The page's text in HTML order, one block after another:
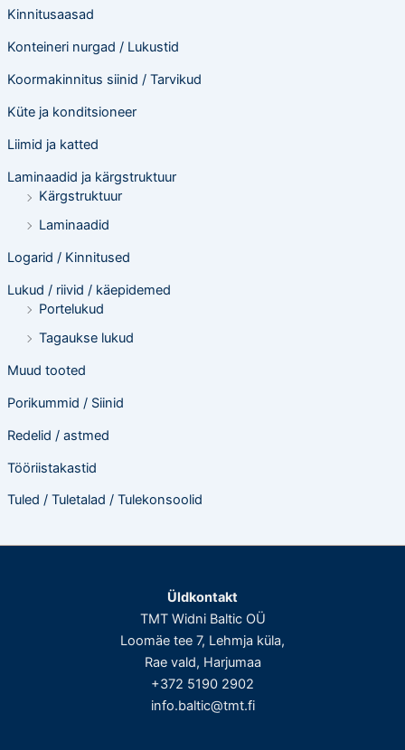
Kinnitusaasad
Konteineri nurgad / Lukustid
Koormakinnitus siinid / Tarvikud
Küte ja konditsioneer
Liimid ja katted
Laminaadid ja kärgstruktuur
Kärgstruktuur
Laminaadid
Logarid / Kinnitused
Lukud / riivid / käepidemed
Portelukud
Tagaukse lukud
Muud tooted
Porikummid / Siinid
Redelid / astmed
Tööriistakastid
Tuled / Tuletalad / Tulekonsoolid
Üldkontakt
TMT Widni Baltic OÜ
Loomäe tee 7, Lehmja küla,
Rae vald, Harjumaa
+372 5190 2902
info.baltic@tmt.fi